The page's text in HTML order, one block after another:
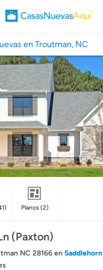
CasasNuevasAqui
en Troutman, NC
Planos(2)
(Paxton)
NC 28166 en Saddlehorn